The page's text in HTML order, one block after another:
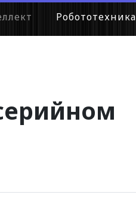
Робототехника